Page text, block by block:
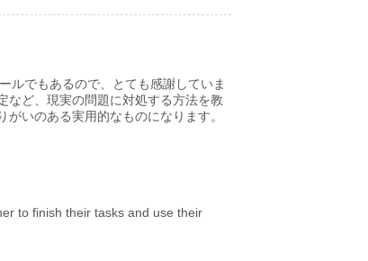
ルでもあるので、とても感謝していま
など、現実の問題に対処する方法を教
いのある実用的なものになります。
to finish their tasks and use their